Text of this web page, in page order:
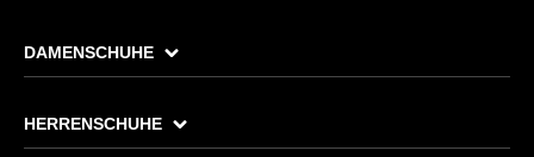
DAMENSCHUHE
HERRENSCHUHE